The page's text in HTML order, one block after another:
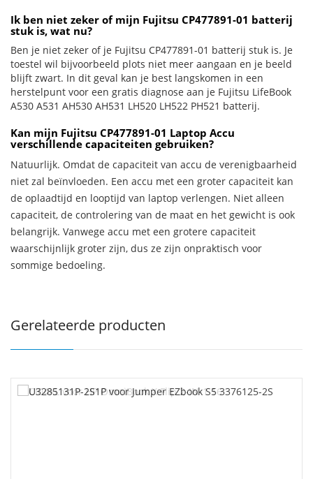
Ik ben niet zeker of mijn Fujitsu CP477891-01 batterij
stuk is, wat nu?
Ben je niet zeker of je Fujitsu CP477891-01 batterij stuk is. Je
toestel wil bijvoorbeeld plots niet meer aangaan en je beeld
blijft zwart. In dit geval kan je best langskomen in een
herstelpunt voor een gratis diagnose aan je Fujitsu LifeBook
A530 A531 AH530 AH531 LH520 LH522 PH521 batterij.
Kan mijn Fujitsu CP477891-01 Laptop Accu
verschillende capaciteiten gebruiken?
Natuurlijk. Omdat de capaciteit van accu de verenigbaarheid
niet zal beïnvloeden. Een accu met een groter capaciteit kan
de oplaadtijd en looptijd van laptop verlengen. Niet alleen
capaciteit, de controlering van de maat en het gewicht is ook
belangrijk. Vanwege accu met een grotere capaciteit
waarschijnlijk groter zijn, dus ze zijn onpraktisch voor
sommige bedoeling.
Gerelateerde producten